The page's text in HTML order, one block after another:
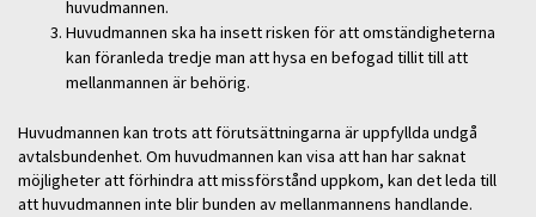
huvudmannen.
Huvudmannen ska ha insett risken för att omständigheterna
kan föranleda tredje man att hysa en befogad tillit till att
mellanmannen är behörig.
Huvudmannen kan trots att förutsättningarna är uppfyllda undgå
avtalsbundenhet. Om huvudmannen kan visa att han har saknat
möjligheter att förhindra att missförstånd uppkom, kan det leda till
att huvudmannen inte blir bunden av mellanmannens handlande.